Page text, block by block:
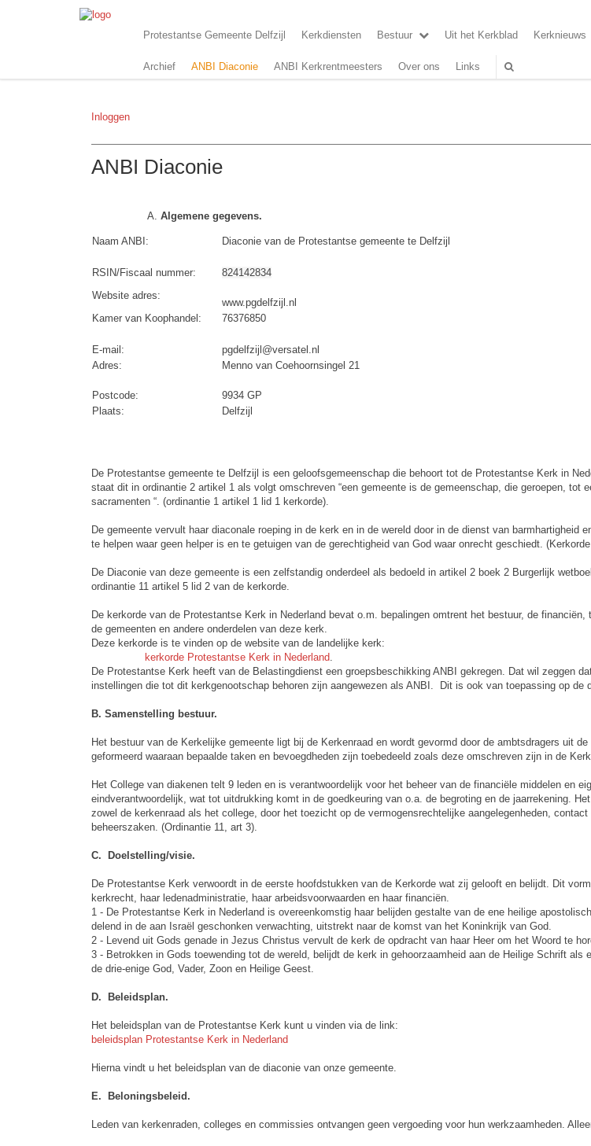
Protestantse Gemeente Delfzijl Kerkdiensten Bestuur Uit het Kerkblad Kerknieuws
Archief ANBI Diaconie ANBI Kerkrentmeesters Over ons Links
Inloggen
ANBI Diaconie
Algemene gegevens.
Naam ANBI: Diaconie van de Protestantse gemeente te Delfzijl
RSIN/Fiscaal nummer:
824142834
Website adres:
www.pgdelfzijl.nl
Kamer van Koophandel:
76376850
E-mail:
pgdelfzijl@versatel.nl
Adres:
Menno van Coehoornsingel 21
Postcode:
9934 GP
Plaats:
Delfzijl
De Protestantse gemeente te Delfzijl is een geloofsgemeenschap die behoort tot de Protestantse Kerk in
staat dit in ordinantie 2 artikel 1 als volgt omschreven “een gemeente is de gemeenschap, die geroepen, tot
sacramenten “. (ordinantie 1 artikel 1 lid 1 kerkorde).
De gemeente vervult haar diaconale roeping in de kerk en in de wereld door in de dienst van barmhartigheid
te helpen waar geen helper is en te getuigen van de gerechtigheid van God waar onrecht geschiedt.
De Diaconie van deze gemeente is een zelfstandig onderdeel als bedoeld in artikel 2 boek 2 Burgerlijk
ordinantie 11 artikel 5 lid 2 van de kerkorde.
De kerkorde van de Protestantse Kerk in Nederland bevat o.m. bepalingen omtrent het bestuur, de
de gemeenten en andere onderdelen van deze kerk.
Deze kerkorde is te vinden op de website van de landelijke kerk:
kerkorde Protestantse Kerk in Nederland.
De Protestantse Kerk heeft van de Belastingdienst een groepsbeschikking ANBI gekregen. Dat wil zeggen
instellingen die tot dit kerkgenootschap behoren zijn aangewezen als ANBI. Dit is ook van toepassing op de
B. Samenstelling bestuur.
Het bestuur van de Kerkelijke gemeente ligt bij de Kerkenraad en wordt gevormd door de ambtsdragers uit
geformeerd waaraan bepaalde taken en bevoegdheden zijn toebedeeld zoals deze omschreven zijn in de
Het College van diakenen telt 9 leden en is verantwoordelijk voor het beheer van de financiële middelen en
eindverantwoordelijk, wat tot uitdrukking komt in de goedkeuring van o.a. de begroting en de jaarrekening.
zowel de kerkenraad als het college, door het toezicht op de vermogensrechtelijke aangelegenheden,
beheerszaken. (Ordinantie 11, art 3).
C. Doelstelling/visie.
De Protestantse Kerk verwoordt in de eerste hoofdstukken van de Kerkorde wat zij gelooft en belijdt. Dit
kerkrecht, haar ledenadministratie, haar arbeidsvoorwaarden en haar financiën.
1 - De Protestantse Kerk in Nederland is overeenkomstig haar belijden gestalte van de ene heilige
delend in de aan Israël geschonken verwachting, uitstrekt naar de komst van het Koninkrijk van God.
2 - Levend uit Gods genade in Jezus Christus vervult de kerk de opdracht van haar Heer om het Woord te
3 - Betrokken in Gods toewending tot de wereld, belijdt de kerk in gehoorzaamheid aan de Heilige Schrift
de drie-enige God, Vader, Zoon en Heilige Geest.
D. Beleidsplan.
Het beleidsplan van de Protestantse Kerk kunt u vinden via de link:
beleidsplan Protestantse Kerk in Nederland
Hierna vindt u het beleidsplan van de diaconie van onze gemeente.
E. Beloningsbeleid.
Leden van kerkenraden, colleges en commissies ontvangen geen vergoeding voor hun werkzaamheden.